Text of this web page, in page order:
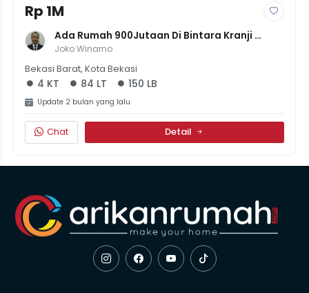
Rp 1M
Ada Rumah 900Jutaan Di Bintara Kranji
Bekasi | LT84 | LB150 | 4 Kamar Tidur
Joko Winarno
Bekasi Barat, Kota Bekasi
4 KT 84 LT 150 LB
Update 2 bulan yang lalu
Chat Detail